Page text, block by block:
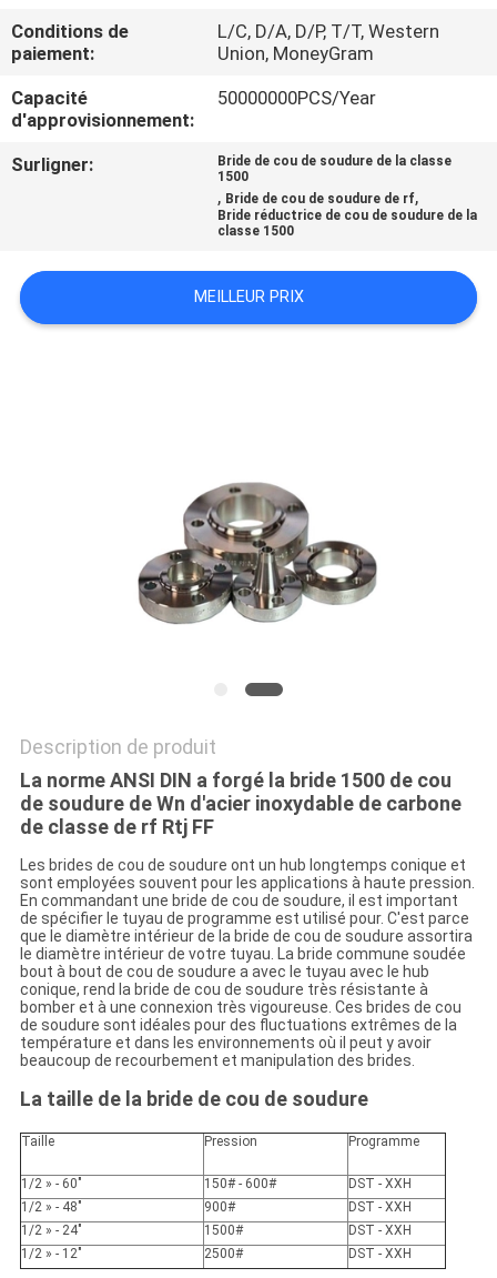
CONTRÔLE
DE
LA
QUALITÉ
NOUVELLES
Conditions de
paiement:
L/C, D/A, D/P, T/T, Western
Union, MoneyGram
Capacité
d'approvisionnement:
50000000PCS/Year
Surligner:
Bride de cou de soudure de la classe
1500
, Bride de cou de soudure de rf,
Bride réductrice de cou de soudure de la
classe 1500
MEILLEUR PRIX
Description de produit
La norme ANSI DIN a forgé la bride 1500 de cou
de soudure de Wn d'acier inoxydable de carbone
de classe de rf Rtj FF
Les brides de cou de soudure ont un hub longtemps conique et
sont employées souvent pour les applications à haute pression.
En commandant une bride de cou de soudure, il est important
de spécifier le tuyau de programme est utilisé pour. C'est parce
que le diamètre intérieur de la bride de cou de soudure assortira
le diamètre intérieur de votre tuyau. La bride commune soudée
bout à bout de cou de soudure a avec le tuyau avec le hub
conique, rend la bride de cou de soudure très résistante à
bomber et à une connexion très vigoureuse. Ces brides de cou
de soudure sont idéales pour des fluctuations extrêmes de la
température et dans les environnements où il peut y avoir
beaucoup de recourbement et manipulation des brides.
La taille de la bride de cou de soudure
Taille Pression Programme
1/2 » - 60" 150# - 600#
DST - XXH
1/2 » - 48"
900#
DST - XXH
1/2 » - 24"
1500#
DST - XXH
1/2 » - 12"
2500# DST - XXH